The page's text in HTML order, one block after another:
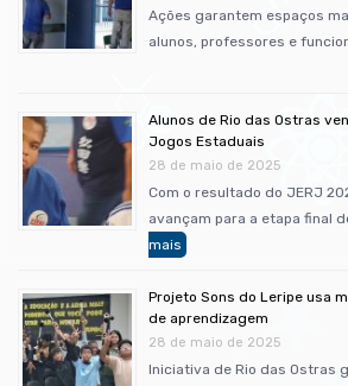
Ações garantem espaços
alunos, professores e
Alunos de Rio das Ostras
Jogos Estaduais
28 de maio de 2025
Com o resultado do JERJ
avançam para a etapa final
Projeto Sons do Leripe usa
de aprendizagem
28 de maio de 2025
Iniciativa de Rio das Ostras